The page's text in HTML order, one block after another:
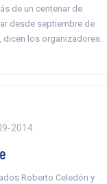
de un centenar de
desde septiembre de
dicen los organizadores.
2014
Roberto Celedón y